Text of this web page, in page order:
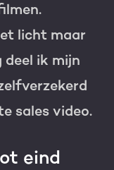
licht maar
deel ik mijn
sales video.
eind